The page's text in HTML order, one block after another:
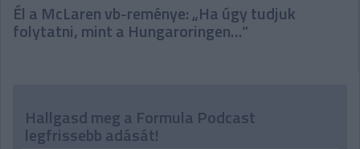
Él a McLaren vb-reménye: „Ha úgy tudjuk
folytatni, mint a Hungaroringen…”
Hallgasd meg a Formula Podcast
legfrissebb adását!